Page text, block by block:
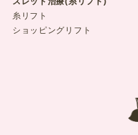
糸リフト
ショッピングリフト